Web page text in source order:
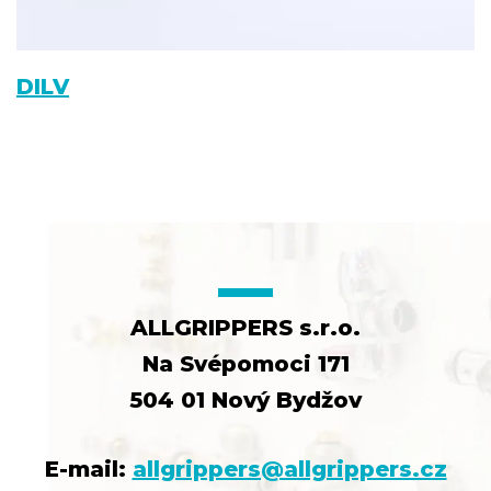
DILV
ALLGRIPPERS s.r.o.
Na Svépomoci 171
504 01 Nový Bydžov
E-mail: allgrippers@allgrippers.cz